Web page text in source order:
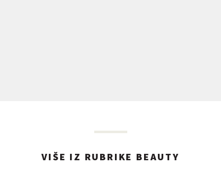
VIŠE IZ RUBRIKE BEAUTY